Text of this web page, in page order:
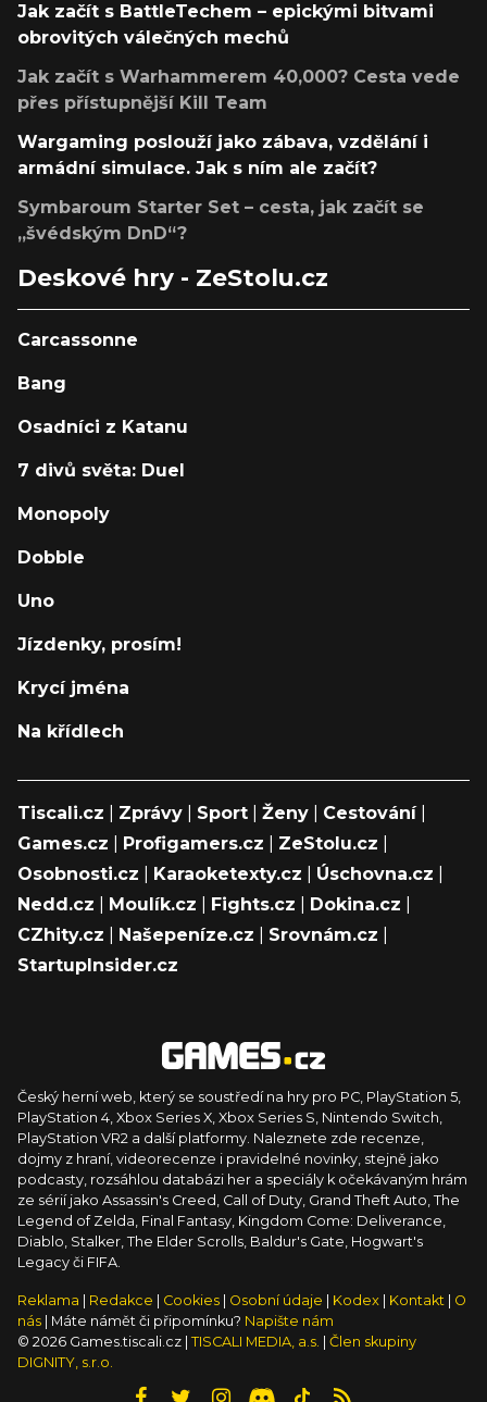
Jak začít s BattleTechem – epickými bitvami
obrovitých válečných mechů
Jak začít s Warhammerem 40,000? Cesta vede
přes přístupnější Kill Team
Wargaming poslouží jako zábava, vzdělání i
armádní simulace. Jak s ním ale začít?
Symbaroum Starter Set – cesta, jak začít se
„švédským DnD“?
Deskové hry - ZeStolu.cz
Carcassonne
Bang
Osadníci z Katanu
7 divů světa: Duel
Monopoly
Dobble
Uno
Jízdenky, prosím!
Krycí jména
Na křídlech
Tiscali.cz Zprávy Sport Ženy Cestování|
Games.cz
Profigamers.cz ZeStolu.cz
Osobnosti.cz
Karaoketexty.cz Úschovna.cz
Nedd.cz
Moulík.cz Fights.cz Dokina.cz
CZhity.cz
Našepeníze.cz Srovnám.cz
StartupInsider.cz
Český herní web, který se soustředí na hry pro PC, PlayStation 5,
PlayStation 4, Xbox Series X, Xbox Series S, Nintendo Switch,
PlayStation VR2 a další platformy. Naleznete zde recenze,
dojmy z hraní, videorecenze i pravidelné novinky, stejně jako
podcasty, rozsáhlou databázi her a speciály k očekávaným hrám
ze sérií jako Assassin's Creed, Call of Duty, Grand Theft Auto, The
Legend of Zelda, Final Fantasy, Kingdom Come: Deliverance,
Diablo, Stalker, The Elder Scrolls, Baldur's Gate, Hogwart's
Legacy či FIFA.
Reklama Redakce Cookies Osobní údaje Kodex Kontakt
O
nás
| Máte námět či připomínku? Napište nám
© 2026 Games.tiscali.cz | TISCALI MEDIA, a.s.
Člen skupiny
DIGNITY, s.r.o.